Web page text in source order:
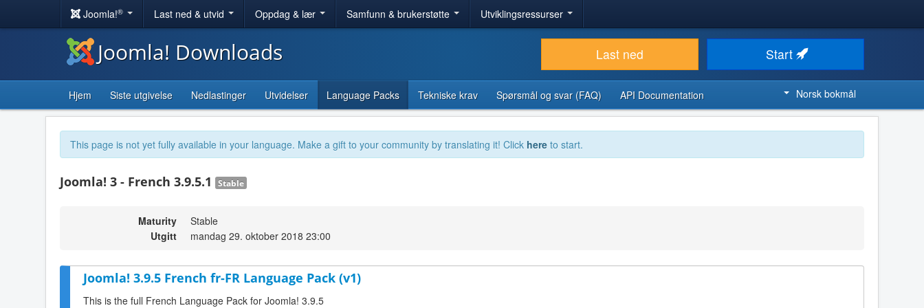
Joomla!® Last ned & utvid Oppdag & lær Samfunn & brukerstøtte Utviklingsressurser
Joomla! Downloads Last ned Start
Hjem Siste utgivelse Nedlastinger Utvidelser Language Packs Tekniske krav Spørsmål og svar (FAQ) API Documentation Norsk bokmål
This page is not yet fully available in your language. Make a gift to your community by translating it! Click here to start.
Joomla! 3 - French 3.9.5.1 Stable
Maturity
Stable
Utgitt
mandag 29. oktober 2018 23:00
Joomla! 3.9.5 French fr-FR Language Pack (v1)
This is the full French Language Pack for Joomla! 3.9.5